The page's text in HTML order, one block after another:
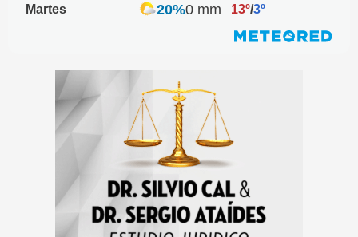
Martes
20%0 mm 13º/3º